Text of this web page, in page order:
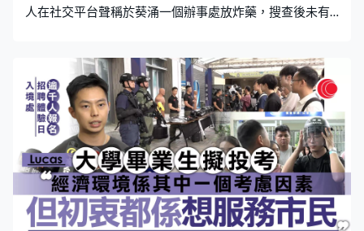
人在社交平台聲稱於葵涌一個辦事處放炸藥，搜查後未有
考生，聲稱在考評局辦事處放炸藥。